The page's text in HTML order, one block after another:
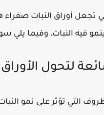
تجعل أوراق النبات صفراء
فيه النبات، وفيما
لتحول الأوراق
التي تؤثر على نمو